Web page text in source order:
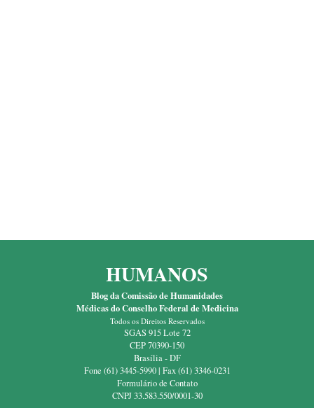
HUMANOS
Blog da Comissão de Humanidades
Médicas do Conselho Federal de Medicina
Todos os Direitos Reservados
SGAS 915 Lote 72
CEP 70390-150
Brasília - DF
Fone (61) 3445-5990 | Fax (61) 3346-0231
Formulário de Contato
CNPJ 33.583.550/0001-30